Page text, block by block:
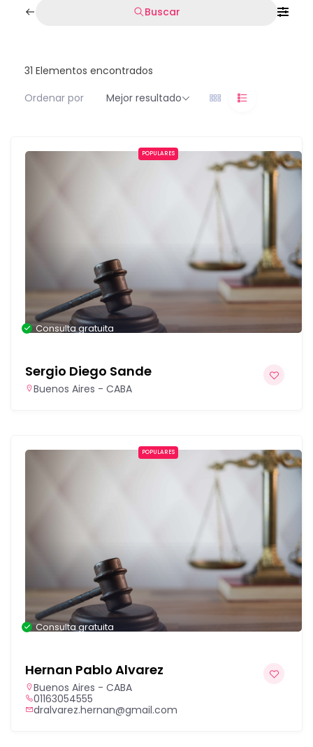
Buscar
31 Elementos encontrados
Ordenar por
Mejor resultado
POPULARES
Consulta gratuita
Sergio Diego Sande
Buenos Aires - CABA
POPULARES
Consulta gratuita
Hernan Pablo Alvarez
Buenos Aires - CABA
01163054555
dralvarez.hernan@gmail.com